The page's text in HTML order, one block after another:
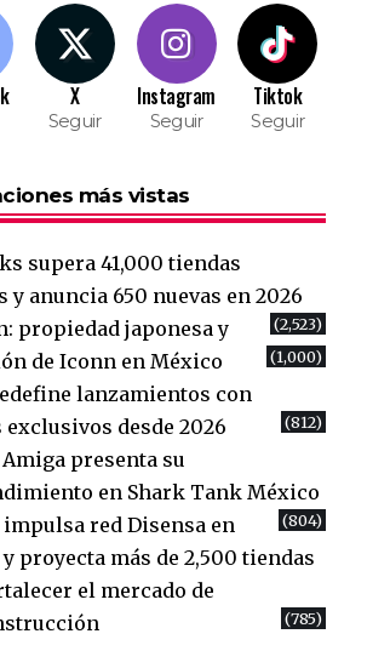
X
Seguir
Instagram
Seguir
Tiktok
Seguir
más vistas
supera 41,000 tiendas
y anuncia 650 nuevas en 2026
(2,523)
propiedad japonesa y
de Iconn en México
(1,000)
lanzamientos con
exclusivos desde 2026
(812)
presenta su
en Shark Tank México
(804)
red Disensa en
proyecta más de 2,500 tiendas
el mercado de
(785)